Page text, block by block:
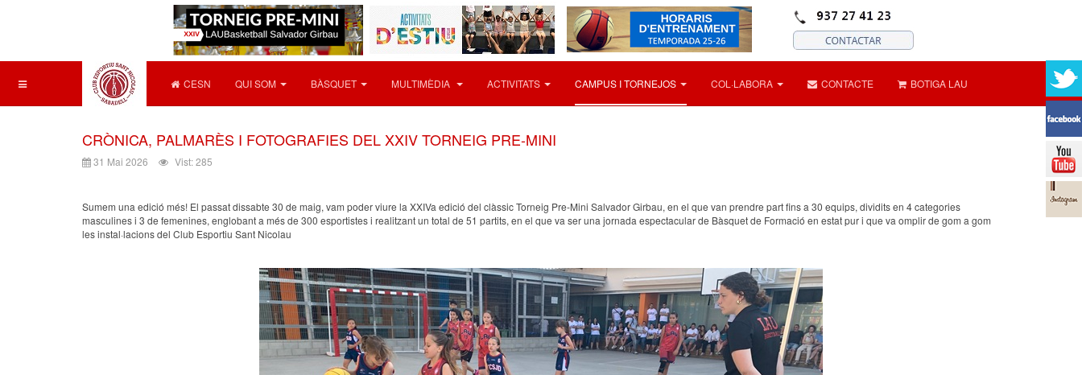
CESN QUI SOM BÀSQUET MULTIMÈDIA ACTIVITATS CAMPUS I TORNEJOS COL·LABORA CONTACTE BOTIGA LAU
CRÒNICA, PALMARÈS I FOTOGRAFIES DEL XXIV TORNEIG PRE-MINI
31 Mai 2026 Vist: 285
Sumem una edició més! El passat dissabte 30 de maig, vam poder viure la XXIVa edició del clàssic Torneig Pre-Mini Salvador Girbau, en el que van prendre part fins a 30 equips, dividits en 4 categories
masculines i 3 de femenines, englobant a més de 300 esportistes i realitzant un total de 51 partits, en el que va ser una jornada espectacular de Bàsquet de Formació en estat pur i que va omplir de gom a gom
les instal·lacions del Club Esportiu Sant Nicolau